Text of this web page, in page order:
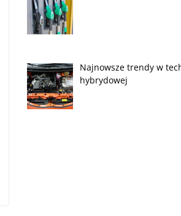
Najnowsze trendy w
hybrydowej